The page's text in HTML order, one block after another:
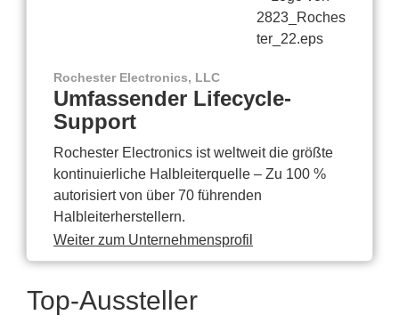
Rochester Electronics, LLC
Umfassender Lifecycle-
Support
Rochester Electronics ist weltweit die größte
kontinuierliche Halbleiterquelle – Zu 100 %
autorisiert von über 70 führenden
Halbleiterherstellern.
Weiter zum Unternehmensprofil
Top-Aussteller